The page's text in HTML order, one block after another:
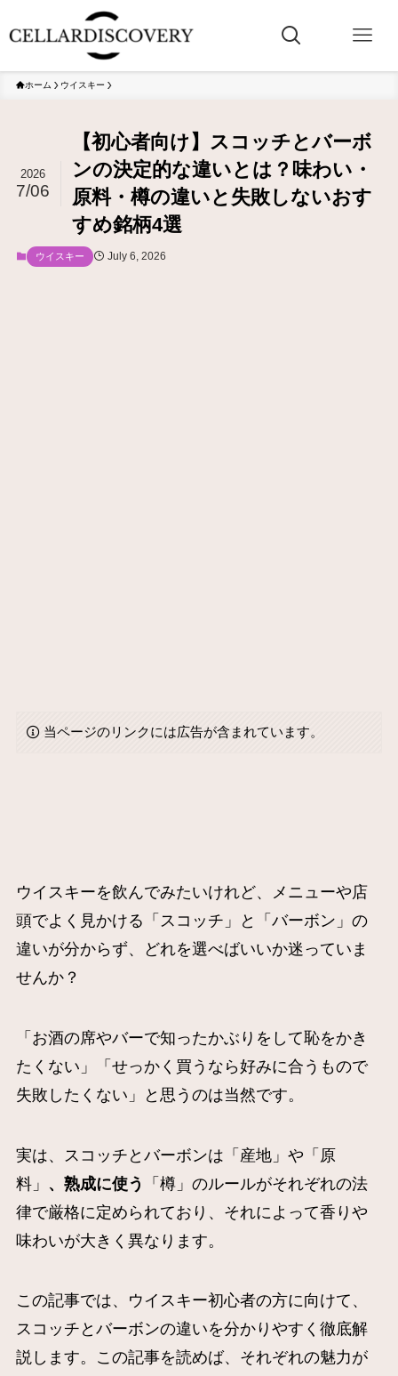
ホーム ウイスキー
【初心者向け】スコッチとバーボ
ンの決定的な違いとは？味わい・
原料・樽の違いと失敗しないおす
すめ銘柄4選
2026
7/06
ウイスキー July 6, 2026
当ページのリンクには広告が含まれています。
ウイスキーを飲んでみたいけれど、メニューや店
頭でよく見かける「スコッチ」と「バーボン」の
違いが分からず、どれを選べばいいか迷っていま
せんか？
「お酒の席やバーで知ったかぶりをして恥をかき
たくない」「せっかく買うなら好みに合うもので
失敗したくない」と思うのは当然です。
実は、スコッチとバーボンは「産地」や「原
料」 、熟成に使う
「樽」のルールがそれぞれの法
律で厳格に定められており、それによって香りや
味わいが大きく異なります。
この記事では、ウイスキー初心者の方に向けて、
スコッチとバーボンの違いを分かりやすく徹底解
説します。この記事を読めば、それぞれの魅力が